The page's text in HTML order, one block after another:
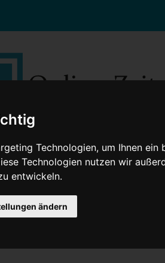
Technologien, um Ihnen
Technologien nutzen wir
entwickeln.
ändern
Gesellschaft